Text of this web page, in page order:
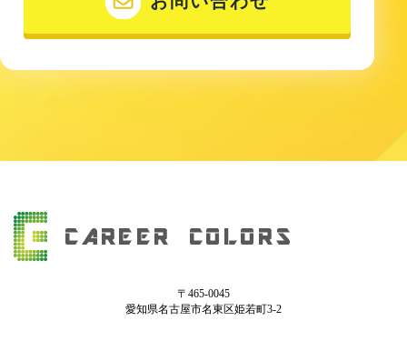
〒465-0045
愛知県名古屋市名東区姫若町3-2